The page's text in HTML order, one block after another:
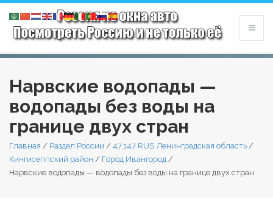
Нарвские водопады —
водопады без воды на
границе двух стран
Главная / Раздел России / 47,147 RUS Ленинградская область /
Кингисеппский район / Город Ивангород /
Нарвские водопады — водопады без воды на границе двух стран